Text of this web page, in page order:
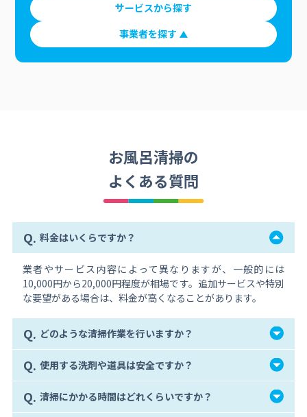
サービスから探す
事業者を探す
お風呂清掃の
よくある質問
Q. 料金はいくらですか？
業者やサービス内容によって異なりますが、一般的には
10,000円から20,000円程度が相場です。追加サービスや特別
な要望がある場合は、料金が高くなることがあります。
Q. どのような清掃作業を行いますか？
Q. 使用する洗剤や道具は安全ですか？
Q. 清掃にかかる時間はどれくらいですか？